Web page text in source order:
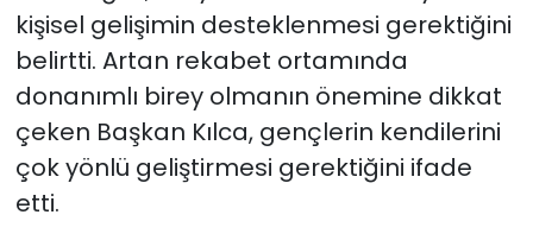
kişisel gelişimin desteklenmesi gerektiğini
belirtti. Artan rekabet ortamında
donanımlı birey olmanın önemine dikkat
çeken Başkan Kılca, gençlerin kendilerini
çok yönlü geliştirmesi gerektiğini ifade
etti.